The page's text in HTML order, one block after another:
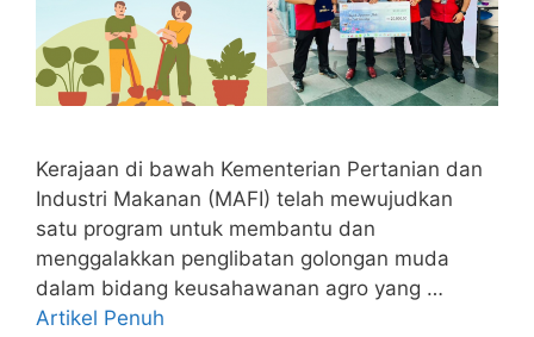
Kerajaan di bawah Kementerian Pertanian dan
Industri Makanan (MAFI) telah mewujudkan
satu program untuk membantu dan
menggalakkan penglibatan golongan muda
dalam bidang keusahawanan agro yang …
Artikel Penuh